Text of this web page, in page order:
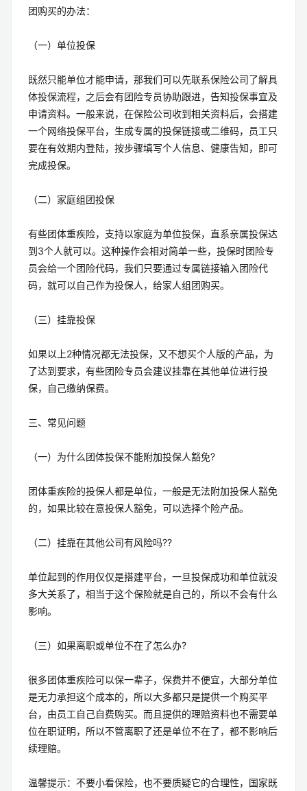
团购买的办法：
（一）单位投保
既然只能单位才能申请，那我们可以先联系保险公司了解具
体投保流程，之后会有团险专员协助跟进，告知投保事宜及
申请资料。一般来说，在保险公司收到相关资料后，会搭建
一个网络投保平台，生成专属的投保链接或二维码，员工只
要在有效期内登陆，按步骤填写个人信息、健康告知，即可
完成投保。
（二）家庭组团投保
有些团体重疾险，支持以家庭为单位投保，直系亲属投保达
到3个人就可以。这种操作会相对简单一些，投保时团险专
员会给一个团险代码，我们只要通过专属链接输入团险代
码，就可以自己作为投保人，给家人组团购买。
（三）挂靠投保
如果以上2种情况都无法投保，又不想买个人版的产品，为
了达到要求，有些团险专员会建议挂靠在其他单位进行投
保，自己缴纳保费。
三、常见问题
（一）为什么团体投保不能附加投保人豁免?
团体重疾险的投保人都是单位，一般是无法附加投保人豁免
的，如果比较在意投保人豁免，可以选择个险产品。
（二）挂靠在其他公司有风险吗??
单位起到的作用仅仅是搭建平台，一旦投保成功和单位就没
多大关系了，相当于这个保险就是自己的，所以不会有什么
影响。
（三）如果离职或单位不在了怎么办?
很多团体重疾险可以保一辈子，保费并不便宜，大部分单位
是无力承担这个成本的，所以大多都只是提供一个购买平
台，由员工自己自费购买。而且提供的理赔资料也不需要单
位在职证明，所以不管离职了还是单位不在了，都不影响后
续理赔。
温馨提示：不要小看保险，也不要质疑它的合理性，国家既